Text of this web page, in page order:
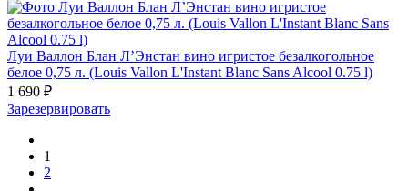
Луи Валлон Блан Л’Энстан вино игристое безалкогольное
белое 0,75 л. (Louis Vallon L'Instant Blanc Sans Alcool 0.75 l)
1 690 ₽
Зарезервировать
1
2